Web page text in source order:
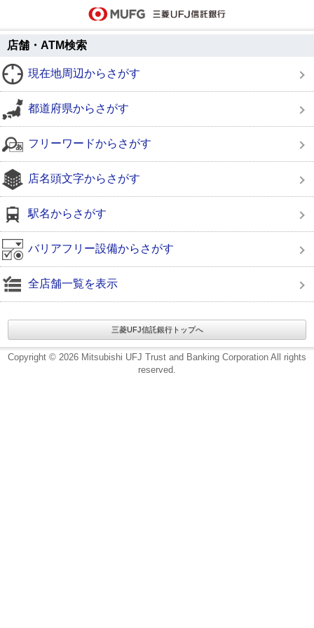
店舗・ATM検索
現在地周辺からさがす
都道府県からさがす
フリーワードからさがす
店名頭文字からさがす
駅名からさがす
バリアフリー設備からさがす
全店舗一覧を表示
三菱UFJ信託銀行トップへ
Copyright © 2026 Mitsubishi UFJ Trust and Banking Corporation All rights
reserved.